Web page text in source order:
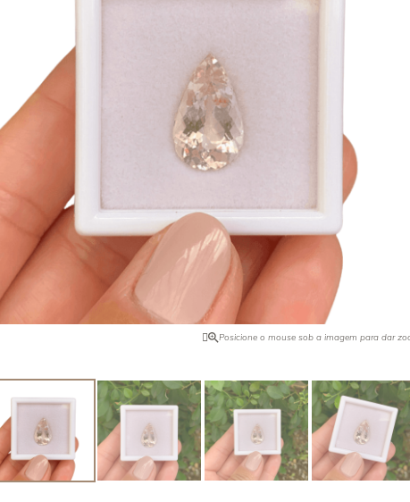
pode ser intensificado com o
ocorre naturalmente ela na
Encontrada no Brasil, Tailândia,
Africa e EUA.
Quando foi descoberta na
comprador de joias da Tyffany &
tudo o que havia e vendeu para o
de pedras preciosas, J. P. Morgan,
o nome dessa pedra. Foi ele quem
maior exemplar dela.
Posicione o mouse sob a imagem para dar